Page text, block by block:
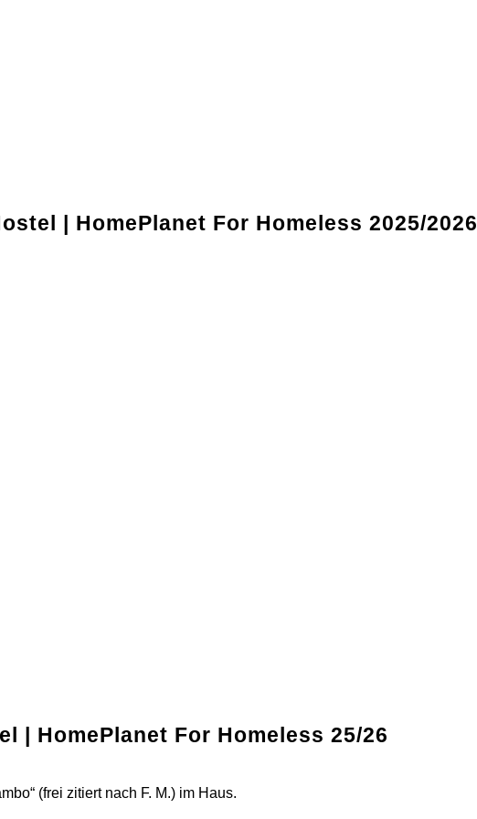
| HomePlanet For Homeless 2025/2026
| HomePlanet For Homeless 25/26
(frei zitiert nach F. M.) im Haus.